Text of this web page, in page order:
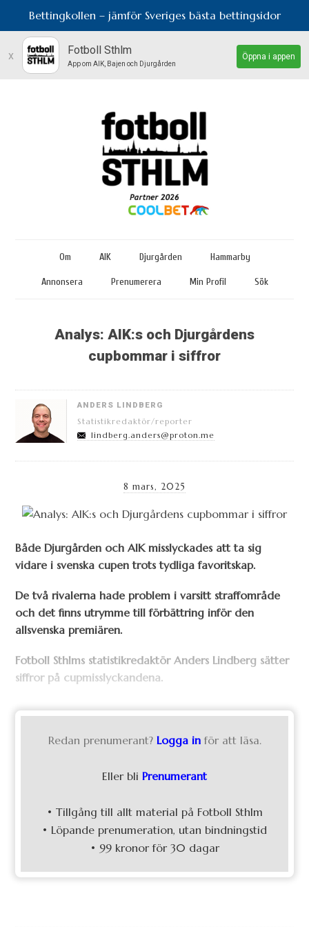
Bettingkollen – jämför Sveriges bästa bettingsidor
x Fotboll Sthlm
App om AIK, Bajen och Djurgården
Öppna i appen
Om AIK Djurgården Hammarby
Annonsera Prenumerera Min Profil Sök
Analys: AIK:s och Djurgårdens
cupbommar i siffror
ANDERS LINDBERG
Statistikredaktör/reporter
lindberg.anders@proton.me
8 mars, 2025
Både Djurgården och AIK misslyckades att ta sig
vidare i svenska cupen trots tydliga favoritskap.
De två rivalerna hade problem i varsitt straffområde
och det finns utrymme till förbättring inför den
allsvenska premiären.
Fotboll Sthlms statistikredaktör Anders Lindberg sätter
siffror på cupmisslyckandena.
Redan prenumerant? Logga in för att läsa.
Eller bli Prenumerant
• Tillgång till allt material på Fotboll Sthlm
• Löpande prenumeration, utan bindningstid
• 99 kronor för 30 dagar